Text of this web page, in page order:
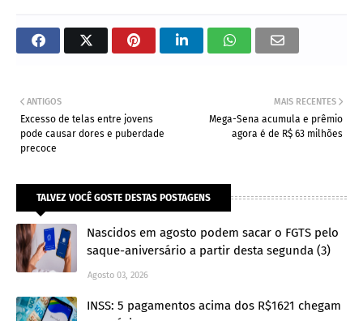
MAIS RECENTES
Mega-Sena acumula e prêmio
agora é de R$ 63 milhões
ANTIGOS
Excesso de telas entre jovens
pode causar dores e puberdade
precoce
TALVEZ VOCÊ GOSTE DESTAS POSTAGENS
Nascidos em agosto podem sacar o FGTS pelo
saque-aniversário a partir desta segunda (3)
Agosto 03, 2026
INSS: 5 pagamentos acima dos R$1621 chegam